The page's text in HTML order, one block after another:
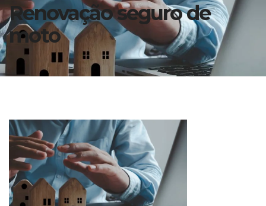
Renovação seguro de
moto